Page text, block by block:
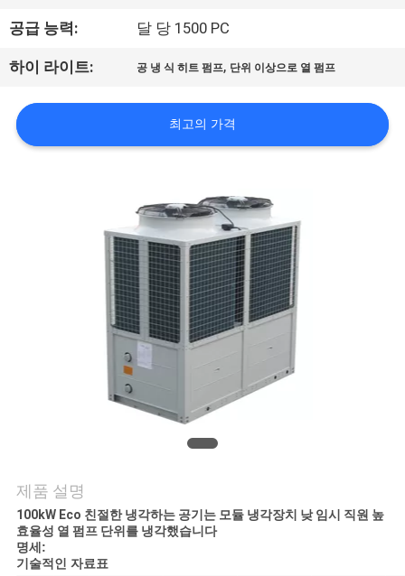
리
문
하
다
공급 능력: 달 당 1500 PC
하이 라이트: 공 냉 식 히트 펌프, 단위 이상으로 열 펌프
최고의 가격
제품 설명
100kW Eco 친절한 냉각하는 공기는 모듈 냉각장치 낮 임시 직원 높
효율성 열 펌프 단위를 냉각했습니다
명세:
기술적인 자료표